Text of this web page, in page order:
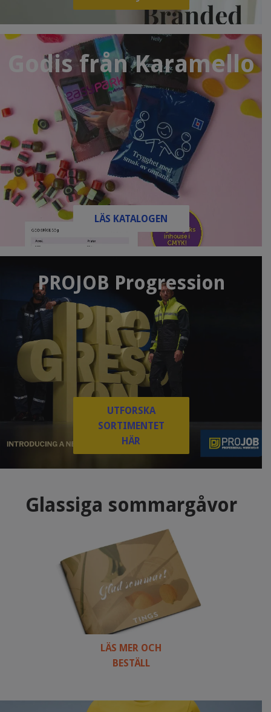
Godis från Karamello
LÄS KATALOGEN
PROJOB Progression
UTFORSKA
SORTIMENTET
HÄR
Glassiga sommargåvor
LÄS MER OCH
BESTÄLL